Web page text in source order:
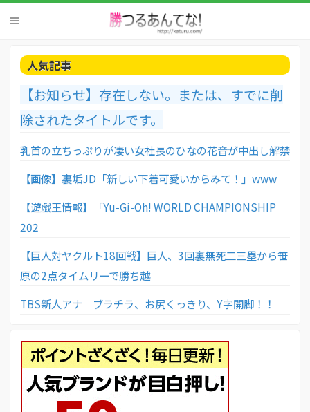
人気記事
【お知らせ】存在しない。または、すでに削
除されたタイトルです。
乳首の立ちっぷりが凄い女社長のひなの花音が中出し解禁
【画像】裏垢JD「新しい下着可愛いからみて！」www
【遊戯王情報】「Yu-Gi-Oh! WORLD CHAMPIONSHIP
202
【巨人対ヤクルト18回戦】巨人、3回裏無死二三塁から笹
原の2点タイムリーで勝ち越
TBS新人アナ ブラチラ、お尻くっきり、Y字開脚！！